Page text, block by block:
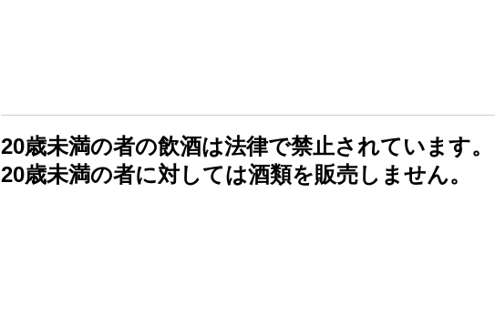
20歳未満の者の飲酒は法律で禁止されています。
20歳未満の者に対しては酒類を販売しません。